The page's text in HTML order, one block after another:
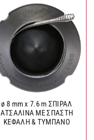
ø 8 mm x 7.6 m ΣΠΙΡΑΛ
ΑΤΣΑΛΙΝΑ ΜΕ ΣΠΑΣΤΗ
ΚΕΦΑΛΗ & ΤΥΜΠΑΝΟ